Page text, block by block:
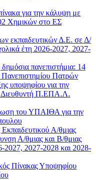
για την κάλυψη με
Χημικών στο ΕΣ
εκπαιδευτικών Δ.Ε. σε Δ/
έτη 2026-2027, 2027-
πανεπιστήμια: 14
Πανεπιστημίου Πατρών
υποψηφίου για την
Διευθυντή Π.ΕΠΑ.Λ.
του ΥΠΑΙΘΑ για την
Α/θμιας
Α/θμιας και Β/θμιας
2027, 2027-2028 και 2028-
Πίνακας Υποψηφίου